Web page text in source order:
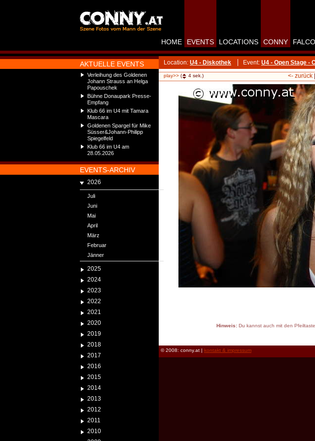
AKTUELLE EVENTS
Verleihung des Goldenen
Johann Strauss an Helga
Papouschek
Bühne Donaupark Presse-
Empfang
Klub 66 im U4 mit Tamara
Mascara
Goldenen Spargel für Mike
Süsser&Johann-Philipp
Spiegelfeld
Klub 66 im U4 am
28.05.2026
EVENTS-ARCHIV
2026
Juli
Juni
Mai
April
März
Februar
Jänner
2025
2024
2023
2022
2021
2020
2019
2018
2017
2016
2015
2014
2013
2012
2011
2010
HOME EVENTS LOCATIONS CONNY FALCO
Location: U4 - Diskothek Event: U4 - Open Stage -
play>> ( 4 sek.) <- zurück|
Hinweis:Du kannst auch mit den
© 2008: conny.at | kontakt & impressum